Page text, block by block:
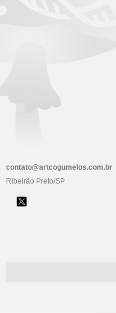
contato@artcogumelos.com.br
Ribeirão Preto/SP